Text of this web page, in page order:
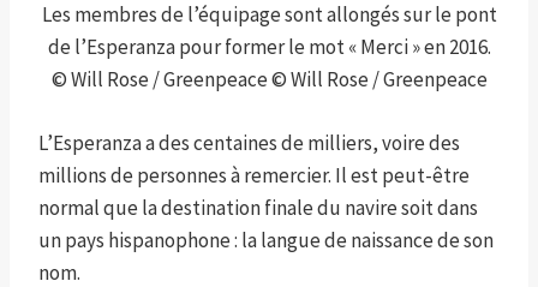
Les membres de l’équipage sont allongés sur le pont
de l’Esperanza pour former le mot « Merci » en 2016.
© Will Rose / Greenpeace © Will Rose / Greenpeace
L’Esperanza a des centaines de milliers, voire des
millions de personnes à remercier. Il est peut-être
normal que la destination finale du navire soit dans
un pays hispanophone : la langue de naissance de son
nom.